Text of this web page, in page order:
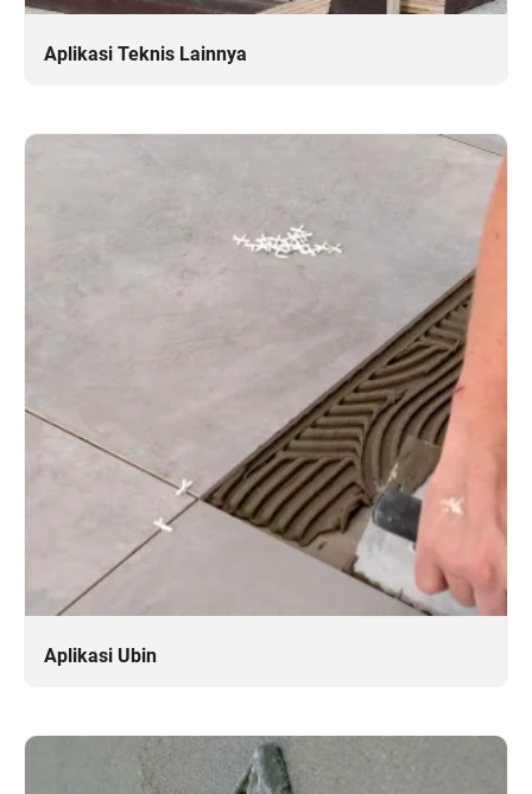
Aplikasi Teknis Lainnya
Aplikasi Ubin